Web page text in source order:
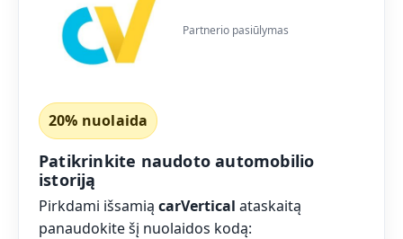
Partnerio pasiūlymas
20% nuolaida
Patikrinkite naudoto automobilio
istoriją
Pirkdami išsamią carVertical ataskaitą
panaudokite šį nuolaidos kodą: